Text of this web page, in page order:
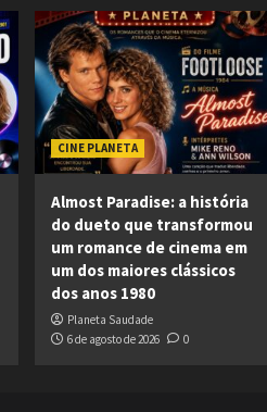
CINE PLANETA
Almost Paradise: a história
do dueto que transformou
um romance de cinema em
um dos maiores clássicos
dos anos 1980
Planeta Saudade
6 de agosto de 2026
0